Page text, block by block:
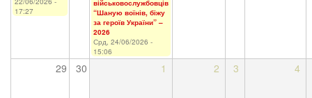
17:27
військовослужбовців
“Шаную воїнів, біжу
за героїв України” –
2026
Срд, 24/06/2026 -
15:06
29 30 1 2 3 4